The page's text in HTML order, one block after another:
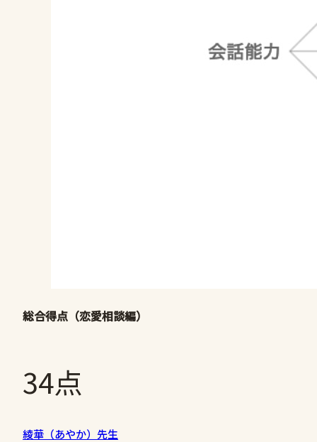
総合得点（恋愛相談編）
34点
綾華（あやか）先生